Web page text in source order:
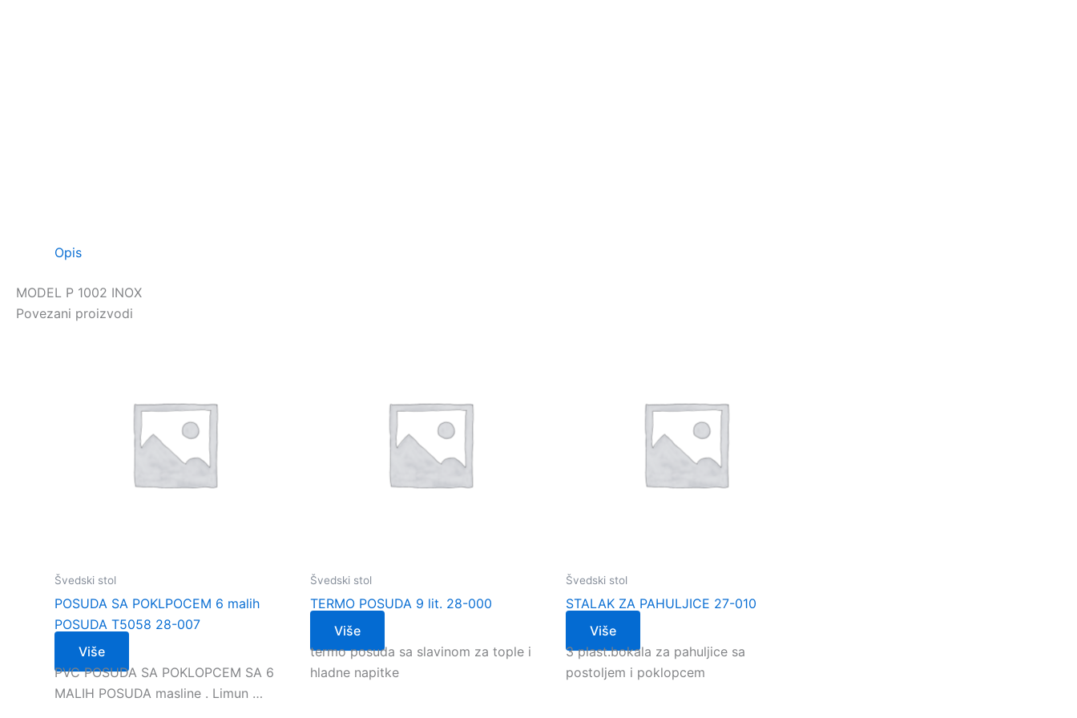
Opis
MODEL P 1002 INOX
Povezani proizvodi
Švedski stol
POSUDA SA POKLPOCEM 6 malih
POSUDA T5058 28-007
Više
PVC POSUDA SA POKLOPCEM SA 6
MALIH POSUDA masline . Limun …
Švedski stol
TERMO POSUDA 9 lit. 28-000
Više
termo posuda sa slavinom za tople i
hladne napitke
Švedski stol
STALAK ZA PAHULJICE 27-010
Više
3 plast.bokala za pahuljice sa
postoljem i poklopcem